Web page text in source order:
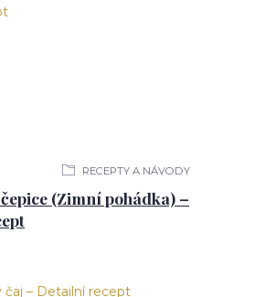
RECEPTY A NÁVODY
(Zimní pohádka) –